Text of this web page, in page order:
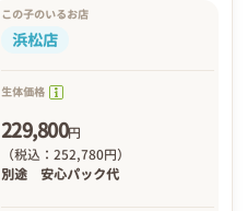
この子のいるお店
浜松店
生体価格
229,800円
（税込：252,780円）
別途 安心パック代